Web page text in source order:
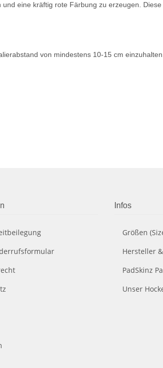
und eine kräftig rote Färbung zu erzeugen.
von mindestens 10-15 cm
Infos
Größen
Hersteller
PadSkinz
Unser